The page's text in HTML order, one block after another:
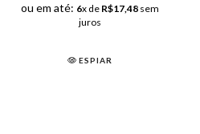
ou em até: 6x de R$17,48 sem
juros
ESPIAR